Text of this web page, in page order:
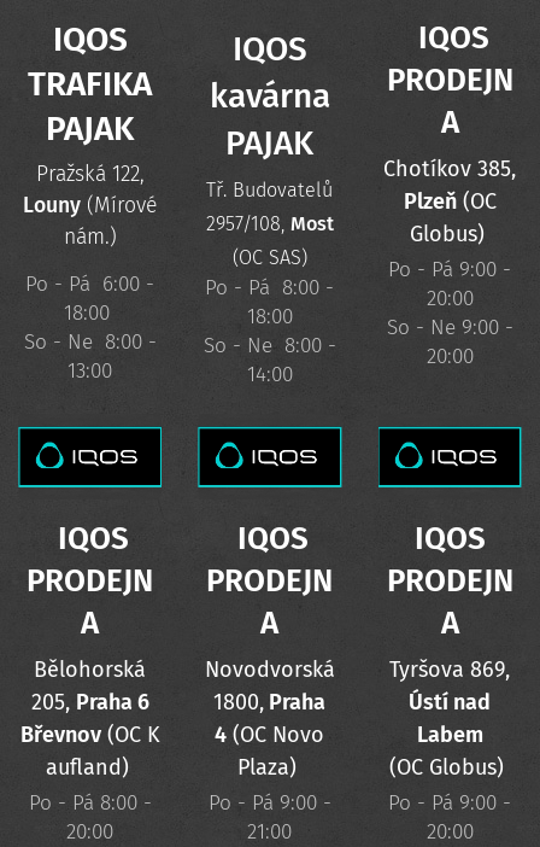
IQOS
TRAFIKA
PAJAK
Pražská 122,
Louny (Mírové
nám.)
Po - Pá 6:00 -
18:00
So - Ne 8:00 -
13:00
IQOS
kavárna
PAJAK
Tř. Budovatelů
2957/108, Most
(OC SAS)
Po - Pá 8:00 -
18:00
So - Ne 8:00 -
14:00
IQOS
PRODEJN
A
Chotíkov 385,
Plzeň(OC
Globus)
Po - Pá 9:00 -
20:00
So - Ne 9:00 -
20:00
IQOS
PRODEJN
A
Bělohorská
205, Praha 6
Břevnov(OC K
aufland)
Po - Pá 8:00 -
20:00
IQOS
PRODEJN
A
Novodvorská
1800, Praha
4 (OC Novo
Plaza)
Po - Pá 9:00 -
21:00
IQOS
PRODEJN
A
Tyršova 869,
Ústí nad
Labem
(OC Globus)
Po - Pá 9:00 -
20:00